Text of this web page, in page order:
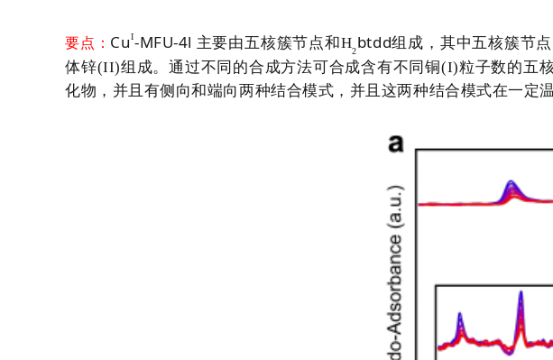
要点： CuI-MFU-4l 主要由五核簇节点和H2btdd组成，其中五核簇节
体锌(II)组成。通过不同的合成方法可合成含有不同铜(I)粒子数的五
化物，并且有侧向和端向两种结合模式，并且这两种结合模式在一定